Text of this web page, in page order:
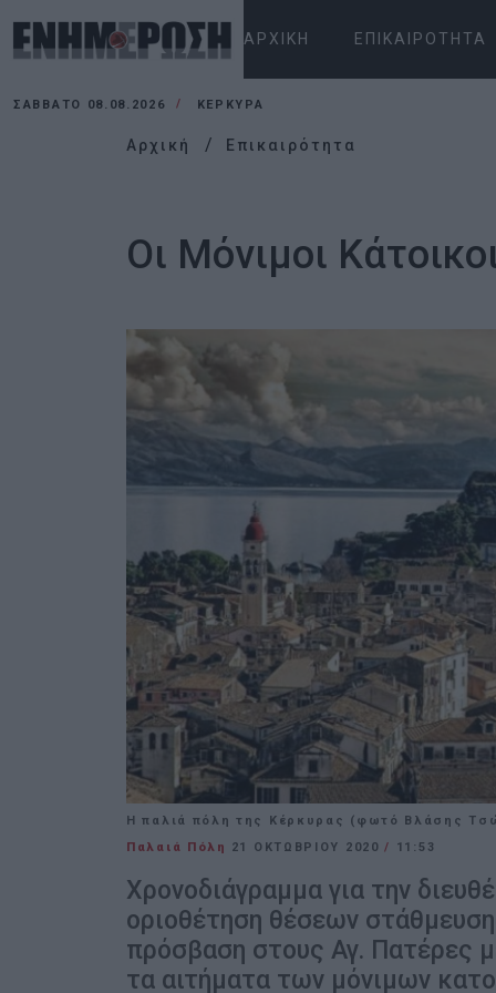
ΑΡΧΙΚΉ ΕΠΙΚΑΙΡΌΤΗΤΑ
ΣΆΒΒΑΤΟ 08.08.2026 ΚΕΡΚΥΡΑ
Αρχική Επικαιρότητα
Οι Μόνιμοι
Η παλιά πόλη της Κέρκυρας (φωτό Βλάσης
Παλαιά Πόλη
21 ΟΚΤΩΒΡΊΟΥ 2020/ 11:53
Χρονοδιάγραμμα για την
οριοθέτηση θέσεων
πρόσβαση στους Αγ. Πατέρες
τα αιτήματα των μόνιμων